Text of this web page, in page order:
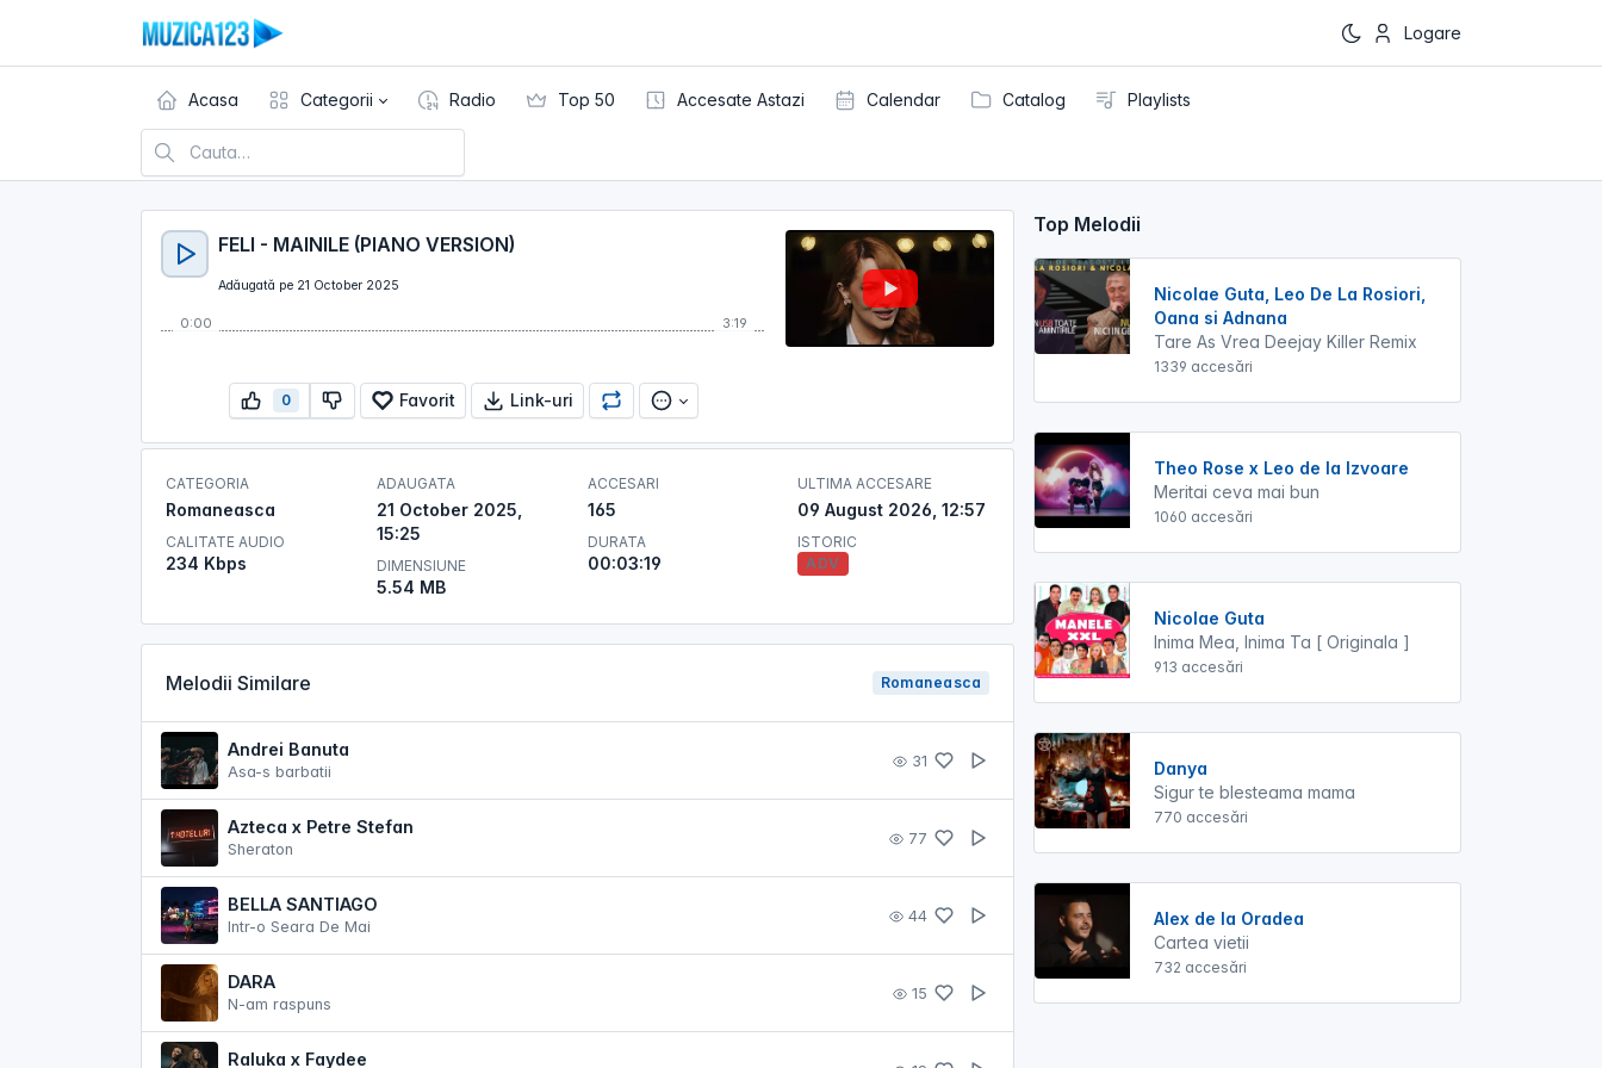
Logare
Acasa Categorii Radio Top 50 Accesate Astazi Calendar Catalog Playlists
FELI - MAINILE (PIANO VERSION)
Adăugată pe 21 October 2025
0:00 3:19
0 Favorit Link-uri
CATEGORIA
Romaneasca
CALITATE AUDIO
234 Kbps
ADAUGATA
21 October 2025,
15:25
DIMENSIUNE
5.54 MB
ACCESARI
165
DURATA
00:03:19
ULTIMA ACCESARE
09 August 2026, 12:57
ISTORIC
ADV
Melodii Similare Romaneasca
Andrei Banuta
Asa-s barbatii
31
Azteca x Petre Stefan
Sheraton
77
BELLA SANTIAGO
Intr-o Seara De Mai
44
DARA
N-am raspuns
15
Raluka x Faydee
Top Melodii
Nicolae Guta, Leo De La Rosiori,
Oana si Adnana
Tare As Vrea Deejay Killer Remix
1339 accesări
Theo Rose x Leo de la Izvoare
Meritai ceva mai bun
1060 accesări
Nicolae Guta
Inima Mea, Inima Ta [ Originala ]
913 accesări
Danya
Sigur te blesteama mama
770 accesări
Alex de la Oradea
Cartea vietii
732 accesări